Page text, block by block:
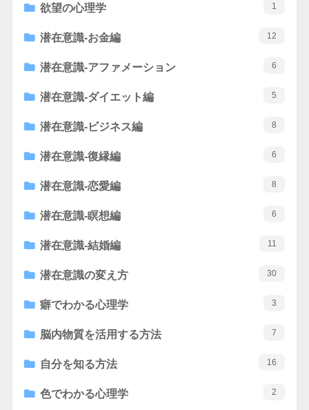
欲望の心理学 1
潜在意識-お金編 12
潜在意識-アファメーション 6
潜在意識-ダイエット編 5
潜在意識-ビジネス編 8
潜在意識-復縁編 6
潜在意識-恋愛編 8
潜在意識-瞑想編 6
潜在意識-結婚編 11
潜在意識の変え方 30
癖でわかる心理学 3
脳内物質を活用する方法 7
自分を知る方法 16
色でわかる心理学 2